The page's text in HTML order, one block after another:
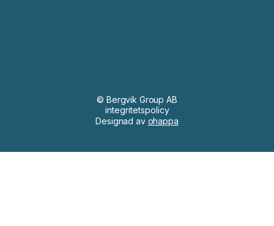
Designad av ohappa
integritetspolicy
© Bergvik Group AB